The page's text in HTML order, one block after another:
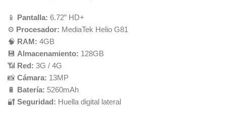
📱 Pantalla: 6.72” HD+
⚙️ Procesador: MediaTek Helio G81
🧠 RAM: 4GB
💾 Almacenamiento: 128GB
📶 Red: 3G / 4G
📸 Cámara: 13MP
🔋 Batería: 5260mAh
🔐 Seguridad: Huella digital lateral